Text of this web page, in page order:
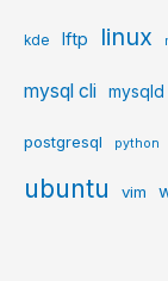
kde lftp linux
mysql cli mysqld
postgresql python
ubuntu vim